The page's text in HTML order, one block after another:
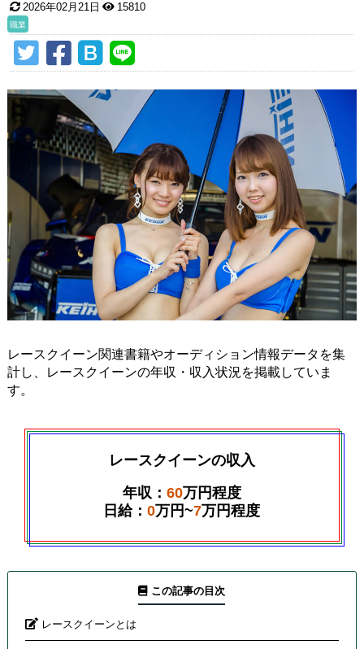
2026年02月21日 15810
職業
レースクイーン関連書籍やオーディション情報データを集
計し、レースクイーンの年収・収入状況を掲載していま
す。
レースクイーンの収入
年収： 60万円程度
日給：0万円~7万円程度
この記事の目次
レースクイーンとは